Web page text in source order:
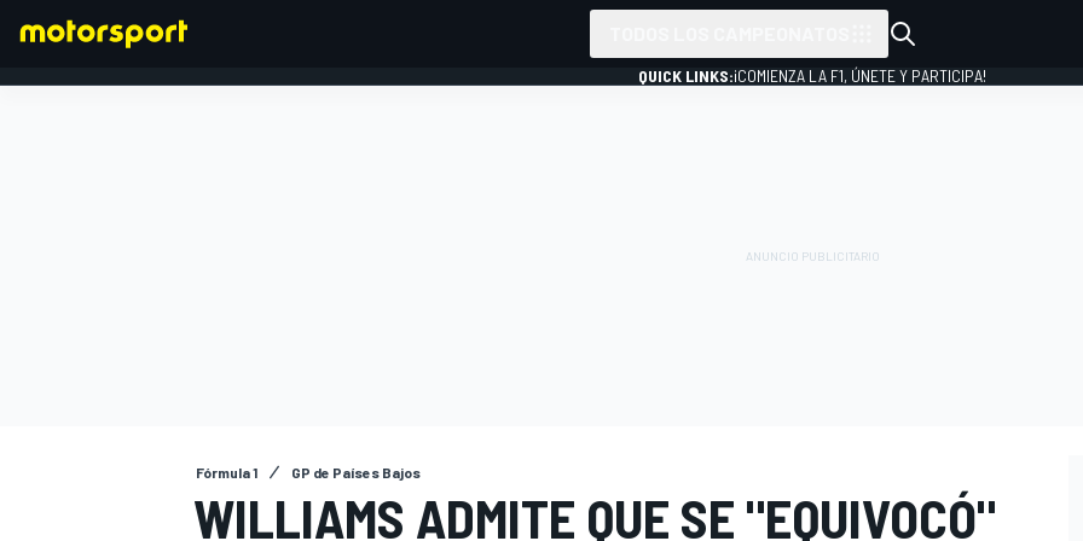
QUICK LINKS:¡COMIENZA LA F1, ÚNETE Y PARTICIPA!
Fórmula 1 GP de Países Bajos
WILLIAMS ADMITE QUE SE "EQUIVOCÓ"